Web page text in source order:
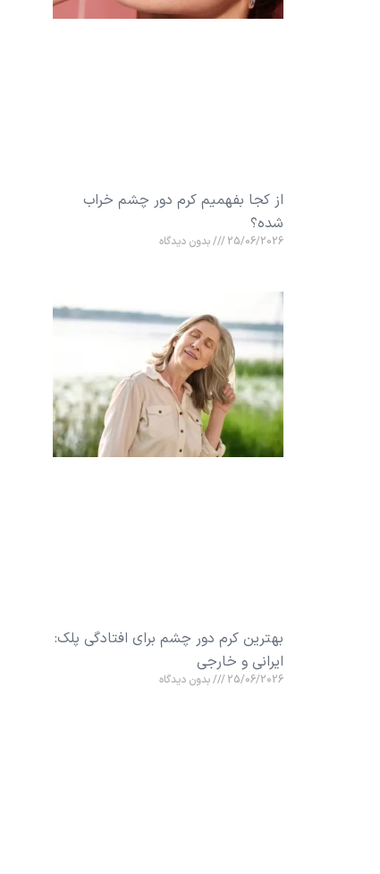
از کجا بفهمیم کرم دور چشم خراب
شده؟
25/06/2026 بدون دیدگاه
بهترین کرم دور چشم برای افتادگی پلک:
ایرانی و خارجی
25/06/2026 بدون دیدگاه